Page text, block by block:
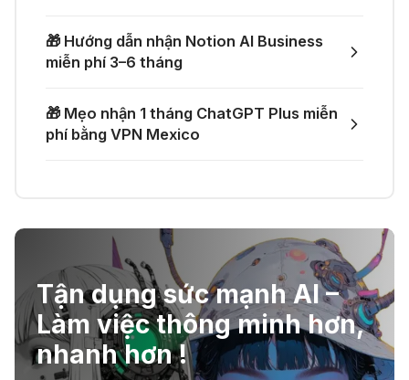
Plus miễn phí
03 Thg 07 2026
🎁 Nhận miễn phí DeepSeek V4 Pro
và Claude Opus 4.8 trên Merlin AI
ghi âm thành văn bản
☣️ Proxy by Convergence - AI
agent tự động hoá
🎁 Hướng dẫn nhận Notion AI Business
miễn phí 3–6 tháng
🎁 Mẹo nhận 1 tháng ChatGPT Plus miễn
phí bằng VPN Mexico
Tận dụng sức mạnh AI –
Làm việc thông minh hơn,
nhanh hơn !